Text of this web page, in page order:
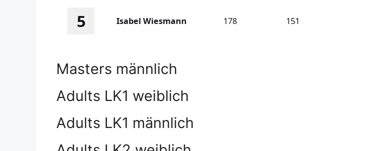
5 Isabel Wiesmann 178 151
Masters männlich
Adults LK1 weiblich
Adults LK1 männlich